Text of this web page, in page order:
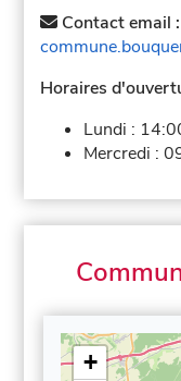
Contact email :
Horaires
Lundi :
Mercredi :
+